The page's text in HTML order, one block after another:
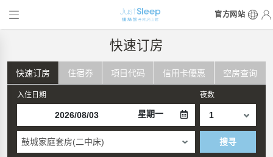
官方网站
快速订房
快速订房 住宿券 項目代码 信用卡優惠 空房查询
入住日期
星期一
夜数
鼓城家庭套房(二中床) 搜寻